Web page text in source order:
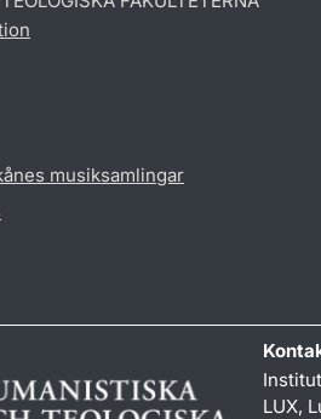
musiksamlingar
LUX,